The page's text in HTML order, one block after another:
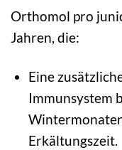
Orthomol pro
Jahren, die:
Eine
Immunsystem
Erkältungszeit.